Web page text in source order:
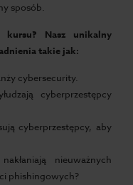
sposób.
kursu? Nasz unikalny
takie jak:
cybersecurity.
cyberprzestępcy
cyberprzestępcy, aby
nieuważnych
phishingowych?